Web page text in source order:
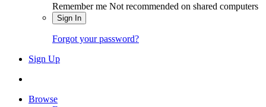
Remember me Not recommended on shared computers
Sign In
Forgot your password?
Sign Up
Browse